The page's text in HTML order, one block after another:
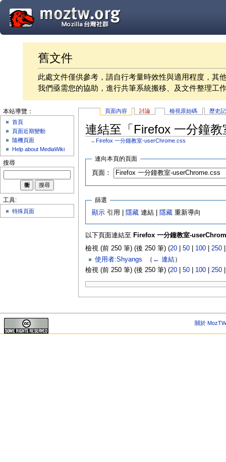
舊文件
此處文件僅供參考，請自行考量時效性與適用程度，其
我們亟需您的協助，進行共筆系統搬移、及文件整理工
頁面內容 討論 檢視原始碼 歷史
連結至「Firefox 一分鐘
← Firefox 一分鐘教室-userChrome.css
連向本頁的頁面
頁面：
篩選
顯示 引用 | 隱藏 連結 | 隱藏 重新導向
以下頁面連結至 Firefox 一分鐘教室-
檢視 (前 250 筆) (後 250 筆) (20| 50| 100| 250
使用者:Shyangs
（ ← 連結）
檢視 (前 250 筆) (後 250 筆) (20| 50| 100| 250
本站導覽：
首頁
頁面近期變動
隨機頁面
Help about MediaWiki
搜尋
工具:
特殊頁面
關於